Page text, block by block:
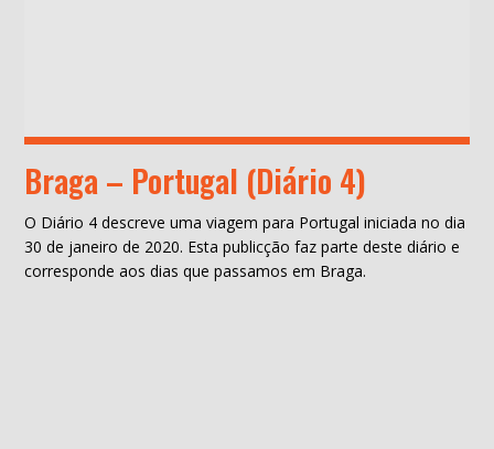
Braga – Portugal (Diário 4)
O Diário 4 descreve uma viagem para Portugal iniciada no dia
30 de janeiro de 2020. Esta publicção faz parte deste diário e
corresponde aos dias que passamos em Braga.